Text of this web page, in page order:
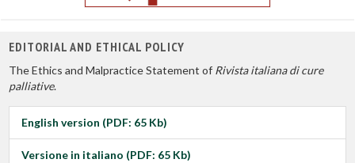
EDITORIAL AND ETHICAL POLICY
The Ethics and Malpractice Statement of Rivista italiana di cure
palliative.
English version (PDF: 65 Kb)
Versione in italiano (PDF: 65 Kb)